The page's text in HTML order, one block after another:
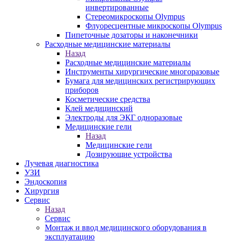
инвертированные
Стереомикроскопы Olympus
Флуоресцентные микроскопы Olympus
Пипеточные дозаторы и наконечники
Расходные медицинские материалы
Назад
Расходные медицинские материалы
Инструменты хирургические многоразовые
Бумага для медицинских регистрирующих
приборов
Косметические средства
Клей медицинский
Электроды для ЭКГ одноразовые
Медицинские гели
Назад
Медицинские гели
Дозирующие устройства
Лучевая диагностика
УЗИ
Эндоскопия
Хирургия
Сервис
Назад
Сервис
Монтаж и ввод медицинского оборудования в
эксплуатацию